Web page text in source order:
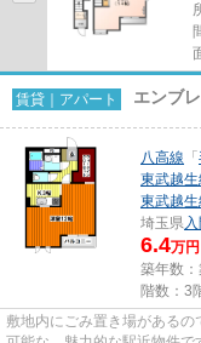
賃貸｜アパート エンブ
八高線 「
東武越生
東武越生
埼玉県
6.4万円
築年数：
階数：3
敷地内にごみ置き場がある